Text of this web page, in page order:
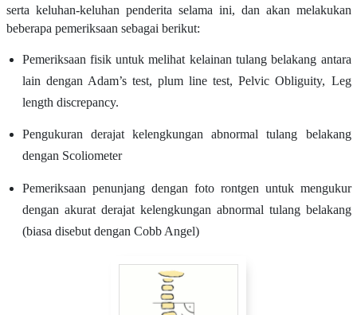
serta keluhan-keluhan penderita selama ini, dan akan melakukan
beberapa pemeriksaan sebagai berikut:
Pemeriksaan fisik untuk melihat kelainan tulang belakang antara
lain dengan Adam’s test, plum line test, Pelvic Obliguity, Leg
length discrepancy.
Pengukuran derajat kelengkungan abnormal tulang belakang
dengan Scoliometer
Pemeriksaan penunjang dengan foto rontgen untuk mengukur
dengan akurat derajat kelengkungan abnormal tulang belakang
(biasa disebut dengan Cobb Angel)